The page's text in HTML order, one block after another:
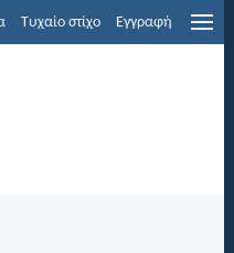
Τυχαίο στίχο Εγγραφή